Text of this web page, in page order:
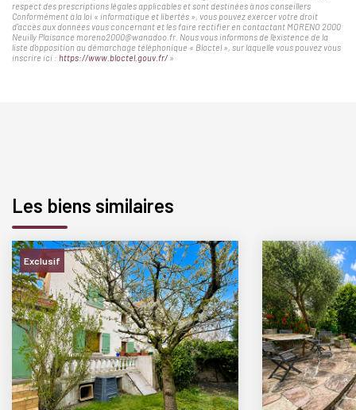
respect des prescriptions légales applicables et sont destinées à nos conseillers
Conformément à la loi « informatique et libertés », vous pouvez exercer votre droit
d'accès aux données vous concernant et les faire rectifier en contactant MORENO 2000
Neuilly Plaisance moreno2000@wanadoo.fr. Nous vous informons de l'existence de la
liste d'opposition au démarchage téléphonique « Bloctel », sur laquelle vous pouvez vous
inscrire ici : https://www.bloctel.gouv.fr/ »
Les biens similaires
Exclusif